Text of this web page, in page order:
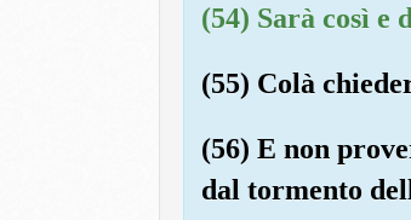
(54) Sarà così e
(55) Colà
(56) E non
dal tormento